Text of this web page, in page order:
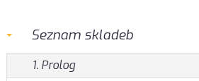
Seznam skladeb
1. Prolog